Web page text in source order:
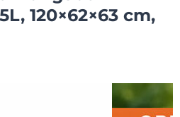
120×62×63 cm,